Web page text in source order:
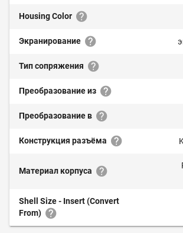
Housing Color
Экранирование
Тип сопряжения
Преобразование из
Преобразование в
Конструкция разъёма
Материал корпуса
Shell Size - Insert (Convert
From)